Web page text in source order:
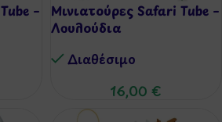
–
Μινιατούρες Safari Tube –
Λουλούδια
Διαθέσιμo
16,00 €